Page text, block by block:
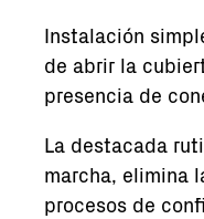
Instalación
de abrir la
presencia de
La destacada
marcha, elimina
procesos de